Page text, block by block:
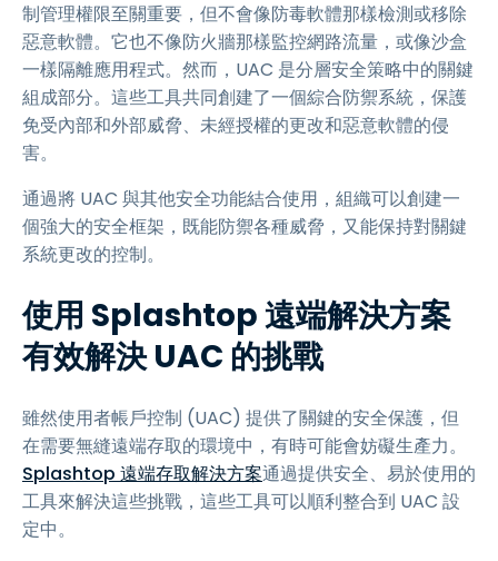
制管理權限至關重要，但不會像防毒軟體那樣檢測或移除
惡意軟體。它也不像防火牆那樣監控網路流量，或像沙盒
一樣隔離應用程式。然而，UAC 是分層安全策略中的關鍵
組成部分。這些工具共同創建了一個綜合防禦系統，保護
免受內部和外部威脅、未經授權的更改和惡意軟體的侵
害。
通過將 UAC 與其他安全功能結合使用，組織可以創建一
個強大的安全框架，既能防禦各種威脅，又能保持對關鍵
系統更改的控制。
使用 Splashtop 遠端解決方案
有效解決 UAC 的挑戰
雖然使用者帳戶控制 (UAC) 提供了關鍵的安全保護，但
在需要無縫遠端存取的環境中，有時可能會妨礙生產力。
Splashtop 遠端存取解決方案通過提供安全、易於使用的
工具來解決這些挑戰，這些工具可以順利整合到 UAC 設
定中。